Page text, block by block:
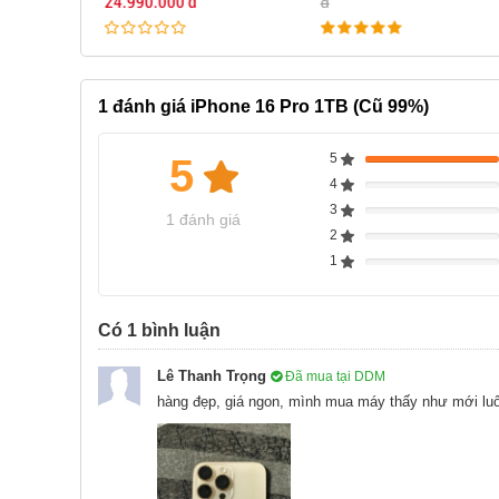
iPhone 16 Pro 1TB cũ có kích thước màn hình
dụng. Màn hình có khung viền Bezel siêu mỏng,
chắc.
1 đánh giá iPhone 16 Pro 1TB (Cũ 99%)
5
1 đánh giá
5
100%
Complete
4
Complete
3
Complete
2
Complete
1
Có 1 bình luận
Lê Thanh Trọng Đã mua tại DDM
hàng đẹp, giá ngon, mình mua máy thấy như mới